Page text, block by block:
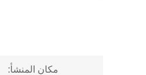
مكان المنشأ: